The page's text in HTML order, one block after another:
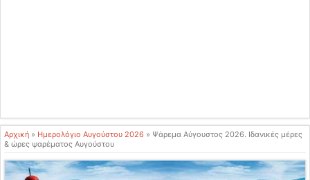
Αρχική » Ημερολόγιο Αυγούστου 2026 » Ψάρεμα Αύγουστος 2026. Ιδανικές μέρες
& ώρες ψαρέματος Αυγούστου